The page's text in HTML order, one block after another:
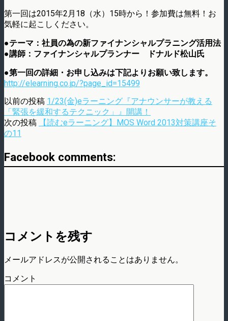
第一回は2015年2月18（水）15時から！参加費は無料！お
気軽に起こしください。
●テーマ：社員の為の新ファイナンシャルプラニング活用法
●講師：ファイナンシャルプランナー ドナルド松山氏
●第一回の詳細・お申し込みは下記よりお願い致します。
http://elearning.co.jp/?page_id=15499
以前の投稿 1/23(金)eラーニング『アナウンサーが教える
「緊張を緩和するテクニック」』開講！
次の投稿
【読むeラーニング】MOS Word 2013対策講座そ
の11
Facebook comments:
コメントを残す
メールアドレスが公開されることはありません。
コメント